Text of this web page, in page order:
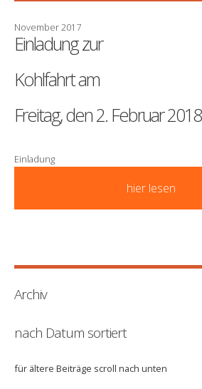
November 2017
Einladung zur
Kohlfahrt am
Freitag, den 2. Februar 2018
Einladung
hier lesen
Archiv
nach Datum sortiert
für ältere Beiträge scroll nach unten